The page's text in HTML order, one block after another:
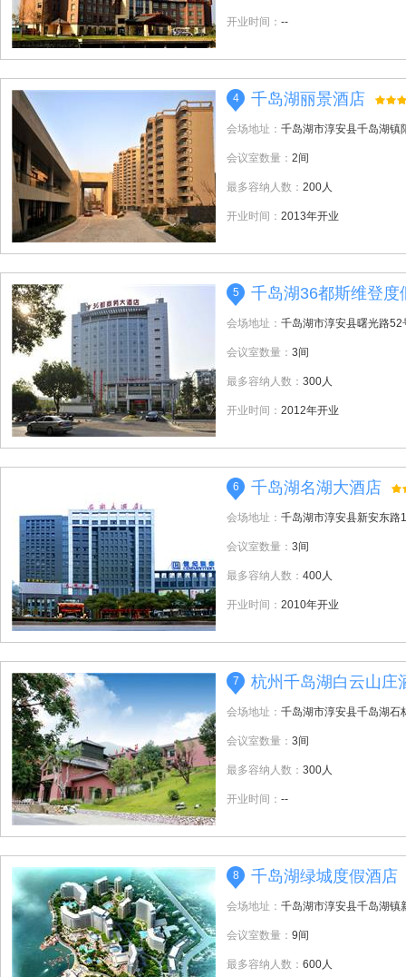
开业时间： --
4 千岛湖丽景酒店
会场地址： 千岛湖市淳安县千岛湖镇
会议室数量： 2间
最多容纳人数： 200人
开业时间： 2013年开业
5 千岛湖36都斯维登度
会场地址： 千岛湖市淳安县曙光路52
会议室数量： 3间
最多容纳人数： 300人
开业时间： 2012年开业
6 千岛湖名湖大酒店
会场地址： 千岛湖市淳安县新安东路
会议室数量： 3间
最多容纳人数： 400人
开业时间： 2010年开业
7 杭州千岛湖白云山庄
会场地址： 千岛湖市淳安县千岛湖石
会议室数量： 3间
最多容纳人数： 300人
开业时间： --
8 千岛湖绿城度假酒店
会场地址： 千岛湖市淳安县千岛湖镇
会议室数量： 9间
最多容纳人数： 600人